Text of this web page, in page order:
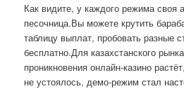
Как видите, у каждого режима своя
песочница.Вы можете крутить
таблицу выплат, пробовать разные
бесплатно.Для казахстанского
проникновения онлайн-казино
не устоялось, демо-режим стал